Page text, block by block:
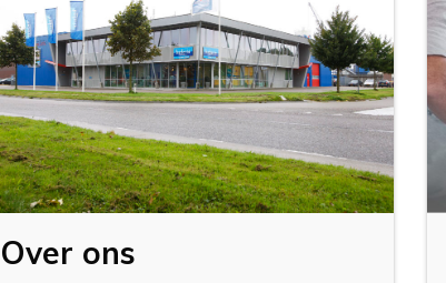
Over ons